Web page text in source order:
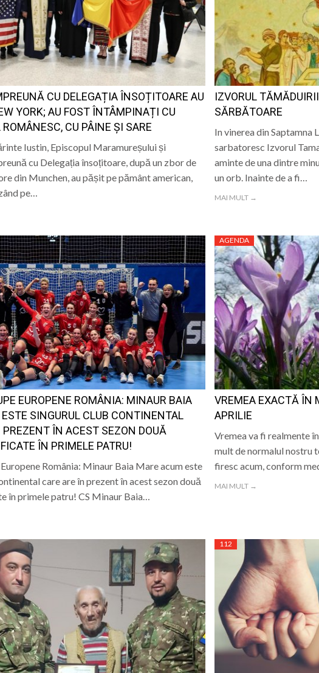
la 570 de ani de la moartea lui Iancu de Hunedoara
în perioada 14–16 august
Ulici” din Sighet găzduiește o nouă întâlnire a clubului de
Mare, gazda unui eveniment internațional dedicat prieteniei și
ALE POMPIERILOR
CU DELEGAȚIA ÎNSOȚITOARE AU
YORK; AU FOST ÎNTÂMPINAȚI CU
ROMÂNESC, CU PÂINE ȘI SARE
Iustin, Episcopul Maramureșului și
cu Delegația însoțitoare, după un zbor de
din Munchen, au pășit pe pământ american,
pe…
IZVORUL
SĂRBĂTOARE
In vinerea din
sarbatoresc Izvorul
aminte de una dintre
un orb. Inainte de a fi…
MAI MULT →
EUROPENE ROMÂNIA: MINAUR BAIA
SINGURUL CLUB CONTINENTAL
PREZENT ÎN ACEST SEZON DOUĂ
ÎN PRIMELE PATRU!
România: Minaur Baia Mare acum este
care are în prezent în acest sezon două
în primele patru! CS Minaur Baia…
AGENDA
VREMEA EXACTĂ ÎN
APRILIE
Vremea va fi realmente
mult de normalul nostru
firesc acum, conform
MAI MULT →
112